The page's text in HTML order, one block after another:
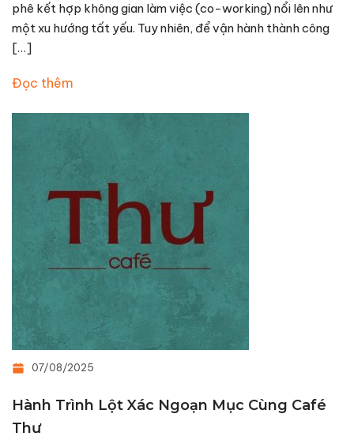
phê kết hợp không gian làm việc (co-working) nổi lên như
một xu hướng tất yếu. Tuy nhiên, để vận hành thành công
[…]
Đọc thêm
07/08/2025
Hành Trình Lột Xác Ngoạn Mục Cùng Café
Thư